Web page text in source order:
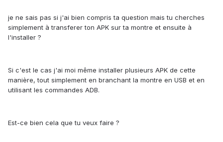
je ne sais pas si j'ai bien compris ta question mais tu cherches
simplement à transferer ton APK sur ta montre et ensuite à
l'installer ?
Si c'est le cas j'ai moi même installer plusieurs APK de cette
manière, tout simplement en branchant la montre en USB et en
utilisant les commandes ADB.
Est-ce bien cela que tu veux faire ?